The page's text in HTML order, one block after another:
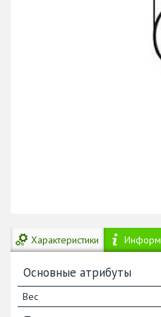
Характеристики
Основные атрибуты
Вес